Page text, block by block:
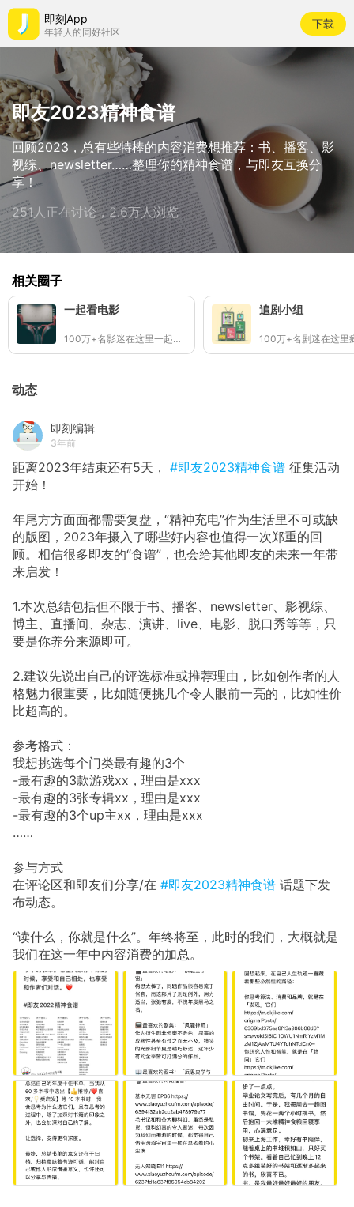
即刻App
年轻人的同好社区
下载
即友2023精神食谱
回顾2023，总有些特棒的内容消费想推荐：书、播客、影
视综、newsletter……整理你的精神食谱，与即友互换分
享！
251人正在讨论，2.6万人浏览
相关圈子
一起看电影
100万+名影迷在这里一起看电影
追剧小组
动态
即刻编辑
3年前
距离2023年结束还有5天， #即友2023精神食谱 征集活动
开始！
年尾方方面面都需要复盘，“精神充电”作为生活里不可或缺
的版图，2023年摄入了哪些好内容也值得一次郑重的回
顾。相信很多即友的“食谱”，也会给其他即友的未来一年带
来启发！
1.本次总结包括但不限于书、播客、newsletter、影视综、
博主、直播间、杂志、演讲、live、电影、脱口秀等等，只
要是你养分来源即可。
2.建议先说出自己的评选标准或推荐理由，比如创作者的人
格魅力很重要，比如随便挑几个令人眼前一亮的，比如性价
比超高的。
参考格式：
我想挑选每个门类最有趣的3个
-最有趣的3款游戏xx，理由是xxx
-最有趣的3张专辑xx，理由是xxx
-最有趣的3个up主xx，理由是xxx
……
参与方式
在评论区和即友们分享/在 #即友2023精神食谱 话题下发
布动态。
“读什么，你就是什么”。年终将至，此时的我们，大概就是
我们在这一年中内容消费的加总。